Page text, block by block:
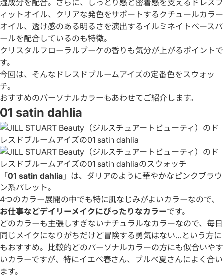
湿成分を配合。さらに、しっとり感と密着感を支えるドレスフ
ィットオイル、クリアな発色をサポートするクチュールカラー
オイル、透け感のある明るさを演出するイルミネイトベースパ
ールを配合しているのも特徴。
クリスタルフローラルブーケの香りも気分が上がるポイントで
す。
今回は、そんなドレスドブルームアイズの定番色をスウォッ
チ。
おすすめのパーソナルカラーもあわせてご紹介します。
01 satin dahlia
「01 satin dahlia 」は、ダリアのように華やかなピンクブラウ
ン系パレット。
4つのカラー展開の中でも特に肌なじみがよいカラーなので、
お仕事などデイリーメイクにぴったりなカラーです。
どのカラーも主張しすぎないナチュラルなカラーなので、毎日
同じメイクになりがちだけど冒険する勇気はない…という方に
もおすすめ。比較的どのパーソナルカラーの方にも似合いやす
いカラーですが、特にイエベ春さん、ブルべ夏さんによく合い
ます。